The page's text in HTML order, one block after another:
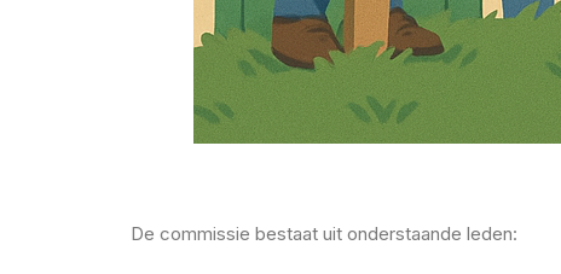
De commissie bestaat uit onderstaande leden: